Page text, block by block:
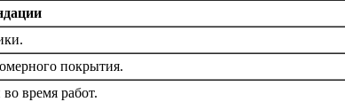
покрытия.
время работ.